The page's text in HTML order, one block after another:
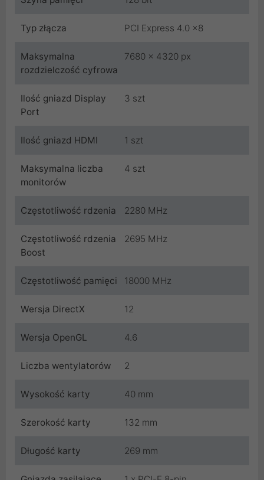
Typ złącza PCI Express 4.0 x8
Maksymalna
rozdzielczość cyfrowa
7680 x 4320 px
Ilość gniazd Display
Port
3 szt
Ilość gniazd HDMI 1 szt
Maksymalna liczba
monitorów
4 szt
Częstotliwość rdzenia 2280 MHz
Częstotliwość rdzenia
Boost
2695 MHz
Częstotliwość pamięci 18000 MHz
Wersja DirectX 12
Wersja OpenGL 4.6
Liczba wentylatorów 2
Wysokość karty 40 mm
Szerokość karty 132 mm
Długość karty 269 mm